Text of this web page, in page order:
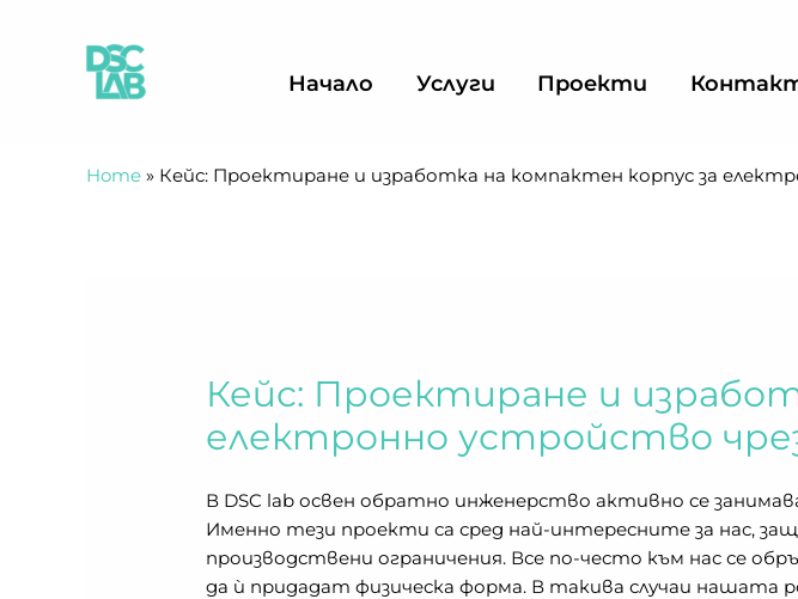
Начало Услуги Проекти
Home » Кейс: Проектиране и изработка на компактен корпус за
Кейс: Проектиране и
електронно устройство
В DSC lab освен обратно инженерство активно се
Именно тези проекти са сред най-интересните за нас,
производствени ограничения. Все по-често към нас се
да ѝ придадат физическа форма. В такива случаи нашата